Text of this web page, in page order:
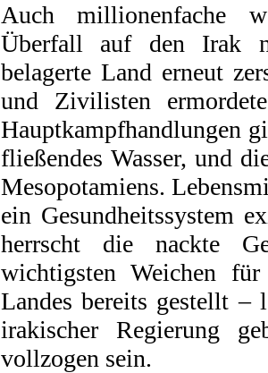
Auch millionenfache
Überfall auf den Irak
belagerte Land erneut
und Zivilisten
Hauptkampfhandlungen
fließendes Wasser, und
Mesopotamiens.
ein Gesundheitssystem
herrscht die nackte
wichtigsten Weichen
Landes bereits gestellt –
irakischer Regierung
vollzogen sein.